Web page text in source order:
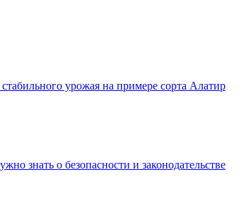
урожая на примере сорта Алатир
знать о безопасности и законодательстве